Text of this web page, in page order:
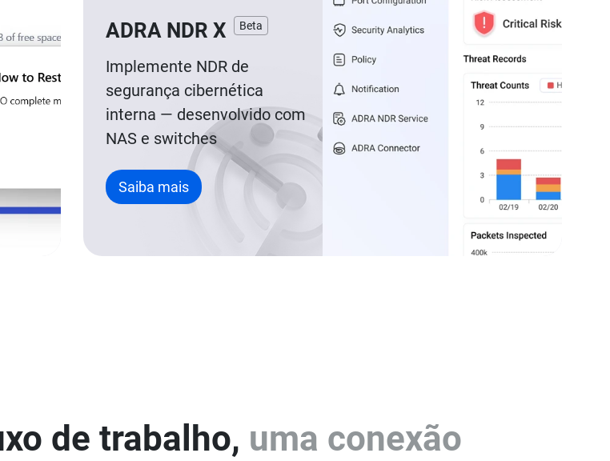
ADRA NDR X Beta
Implemente NDR de
segurança cibernética
interna — desenvolvido com
NAS e switches
Saiba mais
de trabalho, uma conexão